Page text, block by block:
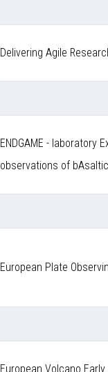
Delivering Agile
ENDGAME - laboratory
observations of
European Plate
European Volcano